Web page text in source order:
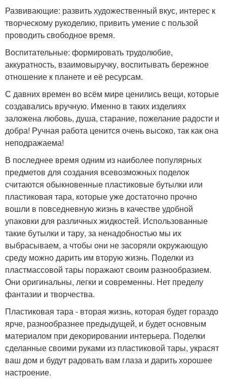
Развивающие: развить художественный вкус, интерес к
творческому рукоделию, привить умение с пользой
проводить свободное время.
Воспитательные: формировать трудолюбие,
аккуратность, взаимовыручку, воспитывать бережное
отношение к планете и её ресурсам.
С давних времен во всём мире ценились вещи, которые
создавались вручную. Именно в таких изделиях
заложена любовь, душа, старание, пожелание радости и
добра! Ручная работа ценится очень высоко, так как она
неподражаема!
В последнее время одним из наиболее популярных
предметов для создания всевозможных поделок
считаются обыкновенные пластиковые бутылки или
пластиковая тара, которые уже достаточно прочно
вошли в повседневную жизнь в качестве удобной
упаковки для различных жидкостей. Использованные
такие бутылки и тару, за ненадобностью мы их
выбрасываем, а чтобы они не засоряли окружающую
среду можно дарить им вторую жизнь. Поделки из
пластмассовой тары поражают своим разнообразием.
Они оригинальны, легки и современны. Нет пределу
фантазии и творчества.
Пластиковая тара - вторая жизнь, которая будет гораздо
ярче, разнообразнее предыдущей, и будет основным
материалом при декорировании интерьера. Поделки
сделанные своими руками из пластиковой тары, украсят
ваш дом и будут радовать вам глаза и дарить хорошее
настроение.